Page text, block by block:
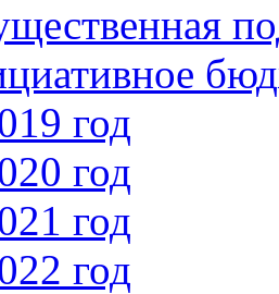
год
год
год
год